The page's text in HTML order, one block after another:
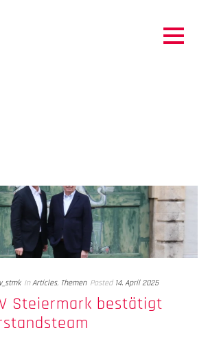
In Articles, Themen Posted 14. April 2025
Steiermark bestätigt